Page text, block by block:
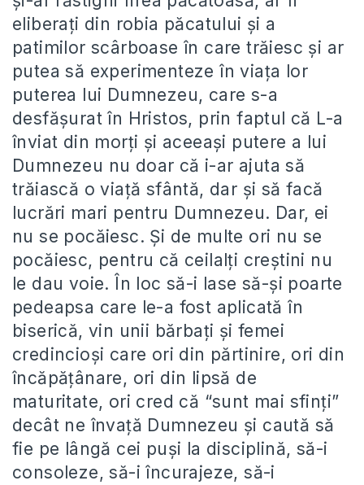
eliberați din robia păcatului și a
patimilor scârboase în care trăiesc și ar
putea să experimenteze în viața lor
puterea lui Dumnezeu, care s-a
desfășurat în Hristos, prin faptul că L-a
înviat din morți și aceeași putere a lui
Dumnezeu nu doar că i-ar ajuta să
trăiască o viață sfântă, dar și să facă
lucrări mari pentru Dumnezeu. Dar, ei
nu se pocăiesc. Și de multe ori nu se
pocăiesc, pentru că ceilalți creștini nu
le dau voie. În loc să-i lase să-și poarte
pedeapsa care le-a fost aplicată în
biserică, vin unii bărbați și femei
credincioși care ori din părtinire, ori din
încăpățânare, ori din lipsă de
maturitate, ori cred că “sunt mai sfinți”
decât ne învață Dumnezeu și caută să
fie pe lângă cei puși la disciplină, să-i
consoleze, să-i încurajeze, să-i